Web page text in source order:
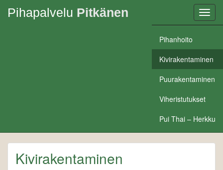
Pihapalvelu Pitkänen
Pihanhoito
Kivirakentaminen
Puurakentaminen
Viheristutukset
Pui Thai – Herkku
Kivirakentaminen